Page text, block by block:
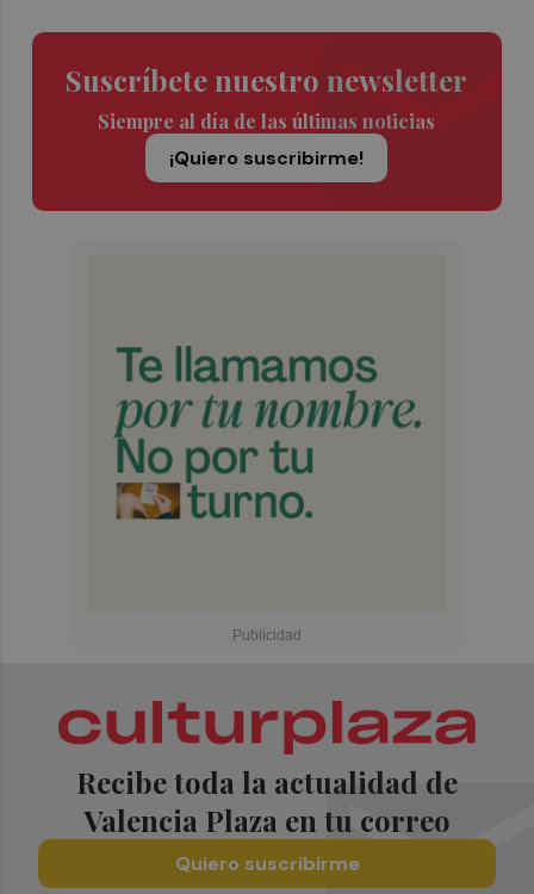
Suscríbete nuestro newsletter
Siempre al día de las últimas noticias
¡Quiero suscribirme!
Recibe toda la actualidad de
Valencia Plaza en tu correo
Quiero suscribirme